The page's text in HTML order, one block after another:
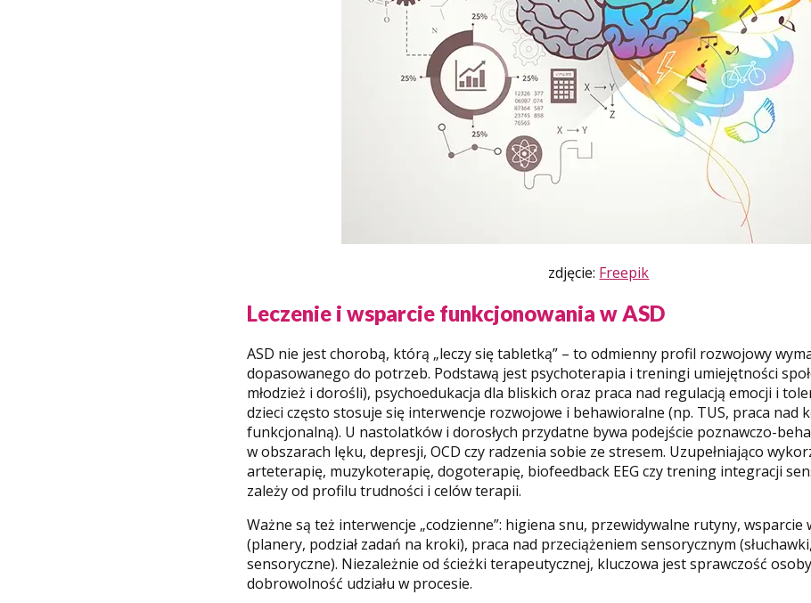
zdjęcie: Freepik
Leczenie i wsparcie funkcjonowania w ASD
ASD nie jest chorobą, którą „leczy się tabletką” – to odmienny profil rozwojowy
dopasowanego do potrzeb. Podstawą jest psychoterapia i treningi umiejętności
młodzież i dorośli), psychoedukacja dla bliskich oraz praca nad regulacją emocji i
dzieci często stosuje się interwencje rozwojowe i behawioralne (np. TUS, praca nad
funkcjonalną). U nastolatków i dorosłych przydatne bywa podejście poznawczo-
w obszarach lęku, depresji, OCD czy radzenia sobie ze stresem. Uzupełniająco
arteterapię, muzykoterapię, dogoterapię, biofeedback EEG czy trening integracji
zależy od profilu trudności i celów terapii.
Ważne są też interwencje „codzienne”: higiena snu, przewidywalne rutyny, wsparcie
(planery, podział zadań na kroki), praca nad przeciążeniem sensorycznym
sensoryczne). Niezależnie od ścieżki terapeutycznej, kluczowa jest sprawczość
dobrowolność udziału w procesie.